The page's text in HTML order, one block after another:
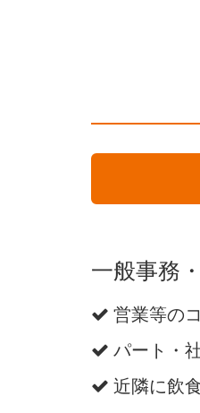
一般事務
営業等の
パート・
近隣に飲